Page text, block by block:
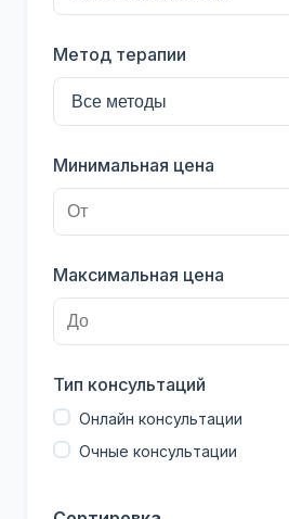
Метод терапии
Минимальная цена
Максимальная цена
Тип консультаций
Онлайн консультации
Очные консультации